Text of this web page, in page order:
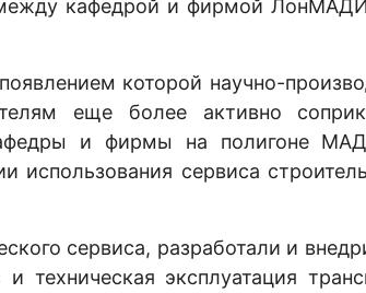
кафедрой и фирмой
которой научно-
еще более активно
и фирмы на полигоне
использования сервиса
сервиса, разработали и
и техническая эксплуатация